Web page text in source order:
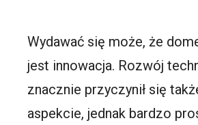
Wydawać się może, że
jest innowacja. Rozwój
znacznie przyczynił się
aspekcie, jednak bardzo